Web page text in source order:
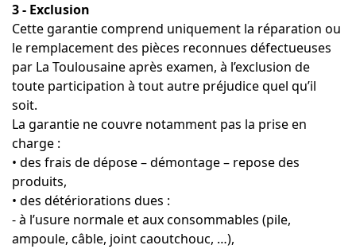
3 - Exclusion
Cette garantie comprend uniquement la réparation ou
le remplacement des pièces reconnues défectueuses
par La Toulousaine après examen, à l’exclusion de
toute participation à tout autre préjudice quel qu’il
soit.
La garantie ne couvre notamment pas la prise en
charge :
• des frais de dépose – démontage – repose des
produits,
• des détériorations dues :
- à l’usure normale et aux consommables (pile,
ampoule, câble, joint caoutchouc, …),